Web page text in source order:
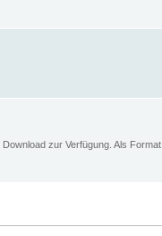
zur Verfügung. Als Format